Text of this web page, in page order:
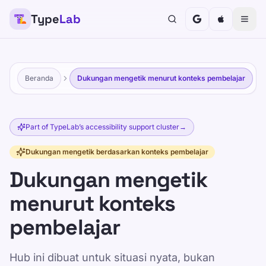
TypeLab
Beranda Dukungan mengetik menurut konteks pembelajar
Part of TypeLab’s accessibility support cluster→
Dukungan mengetik berdasarkan konteks pembelajar
Dukungan mengetik
menurut konteks
pembelajar
Hub ini dibuat untuk situasi nyata, bukan